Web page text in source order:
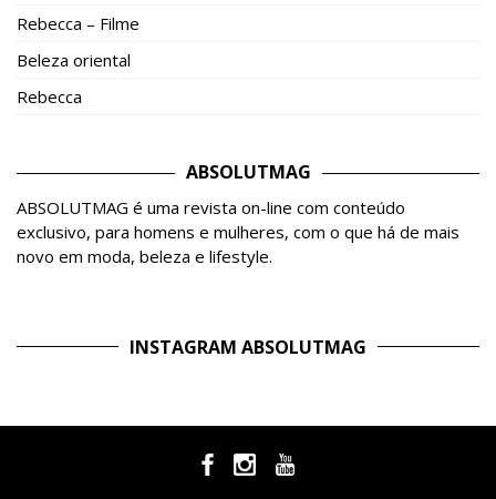
Rebecca – Filme
Beleza oriental
Rebecca
ABSOLUTMAG
ABSOLUTMAG é uma revista on-line com conteúdo
exclusivo, para homens e mulheres, com o que há de mais
novo em moda, beleza e lifestyle.
INSTAGRAM ABSOLUTMAG